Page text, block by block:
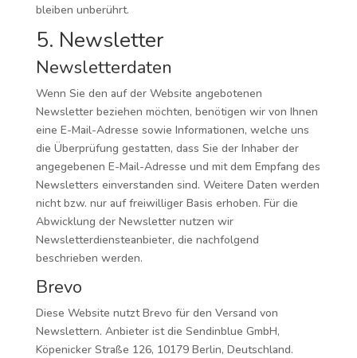
bleiben unberührt.
5. Newsletter
Newsletter­daten
Wenn Sie den auf der Website angebotenen
Newsletter beziehen möchten, benötigen wir von Ihnen
eine E-Mail-Adresse sowie Informationen, welche uns
die Überprüfung gestatten, dass Sie der Inhaber der
angegebenen E-Mail-Adresse und mit dem Empfang des
Newsletters einverstanden sind. Weitere Daten werden
nicht bzw. nur auf freiwilliger Basis erhoben. Für die
Abwicklung der Newsletter nutzen wir
Newsletterdiensteanbieter, die nachfolgend
beschrieben werden.
Brevo
Diese Website nutzt Brevo für den Versand von
Newslettern. Anbieter ist die Sendinblue GmbH,
Köpenicker Straße 126, 10179 Berlin, Deutschland.